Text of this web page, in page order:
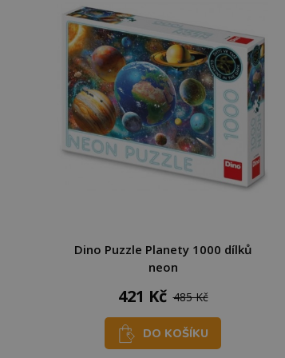
Dino Puzzle Planety 1000 dílků
neon
421 Kč 485 Kč
DO KOŠÍKU